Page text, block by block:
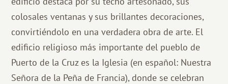
colosales ventanas y sus brillantes decoraciones,
convirtiéndolo en una verdadera obra de arte. El
edificio religioso más importante del pueblo de
Puerto de la Cruz es la Iglesia (en español: Nuestra
Señora de la Peña de Francia), donde se celebran